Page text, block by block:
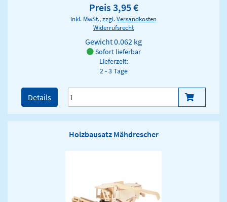
Preis 3,95 €
inkl. MwSt., zzgl.Versandkosten
Widerrufsrecht
Gewicht0.062 kg
Sofort lieferbar
Lieferzeit:
2 - 3 Tage
Details
Holzbausatz Mähdrescher